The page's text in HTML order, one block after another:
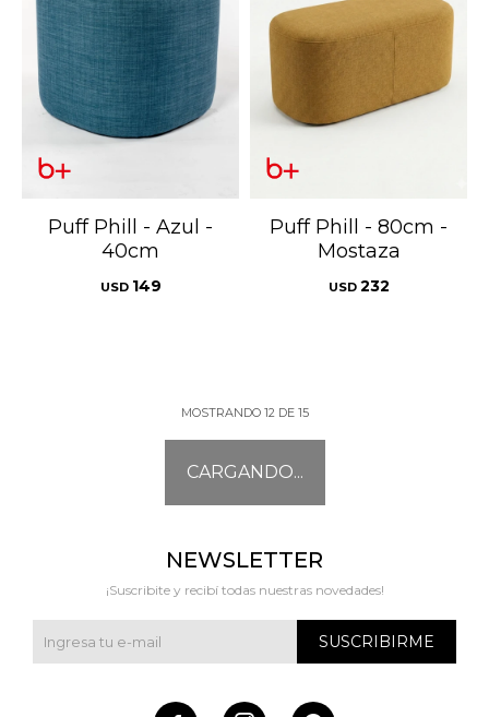
Puff Phill - Azul -
40cm
USD 149
Puff Phill - 80cm -
Mostaza
USD 232
MOSTRANDO 12DE 15
NEWSLETTER
¡Suscribite y recibí todas nuestras novedades!
SUSCRIBIRME